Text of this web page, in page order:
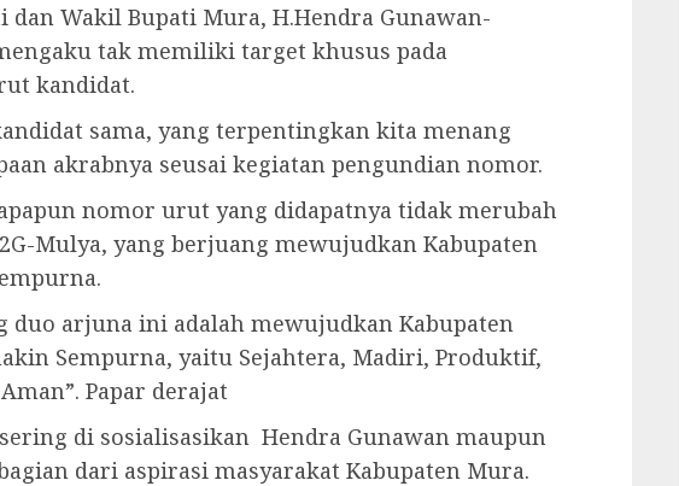
dan Wakil Bupati Mura, H.Hendra Gunawan-
tak memiliki target khusus pada
kandidat.
sama, yang terpentingkan kita menang
akrabnya seusai kegiatan pengundian nomor.
nomor urut yang didapatnya tidak merubah
Mulya, yang berjuang mewujudkan Kabupaten
duo arjuna ini adalah mewujudkan Kabupaten
Sempurna, yaitu Sejahtera, Madiri, Produktif,
Papar derajat
di sosialisasikan Hendra Gunawan maupun
dari aspirasi masyarakat Kabupaten Mura.